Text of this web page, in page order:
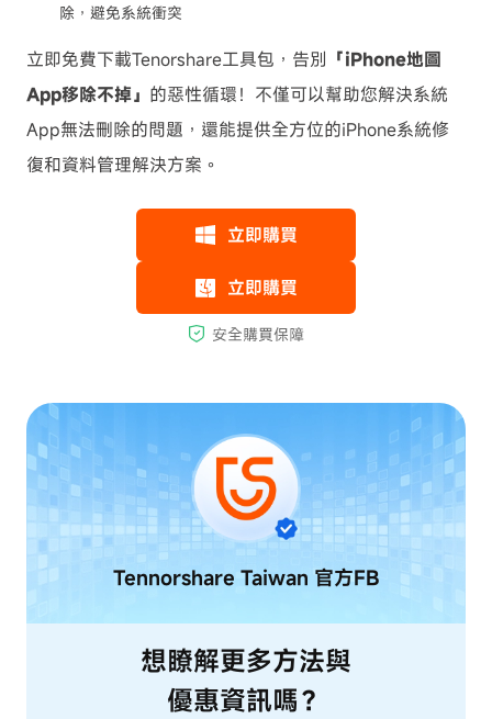
除，避免系統衝突
立即免費下載Tenorshare工具包，告別 「iPhone地圖
App移除不掉」 的惡性循環！不僅可以幫助您解決系統
App無法刪除的問題，還能提供全方位的iPhone系統修
復和資料管理解決方案。
Tennorshare Taiwan 官方FB
想瞭解更多方法與
優惠資訊嗎？